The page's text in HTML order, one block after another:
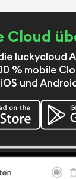
Cloud
luckycloud
% mobile
iOS und